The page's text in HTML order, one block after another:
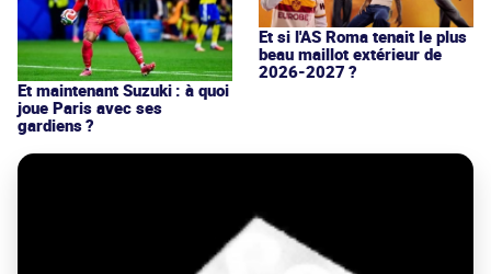
Et maintenant Suzuki : à quoi
joue Paris avec ses
gardiens ?
Et si l'AS Roma tenait le plus
beau maillot extérieur de
2026-2027 ?